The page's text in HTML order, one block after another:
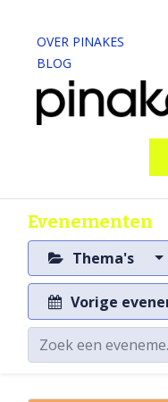
OVER PINAKES
BLOG
Evenementen
Thema's
Vorige